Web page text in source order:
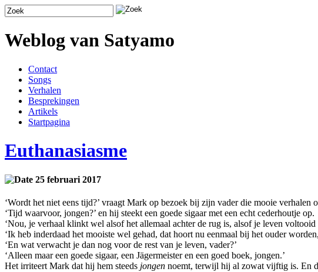
Weblog van Satyamo
Contact
Songs
Verhalen
Besprekingen
Artikels
Startpagina
Euthanasiasme
25 februari 2017
‘Wordt het niet eens tijd?’ vraagt Mark op bezoek bij zijn vader die mooie
‘Tijd waarvoor, jongen?’ en hij steekt een goede sigaar met een echt cederhoutje op.
‘Nou, je verhaal klinkt wel alsof het allemaal achter de rug is, alsof je leven
‘Ik heb inderdaad het mooiste wel gehad, dat hoort nu eenmaal bij het ouder
‘En wat verwacht je dan nog voor de rest van je leven, vader?’
‘Alleen maar een goede sigaar, een Jägermeister en een goed boek, jongen.’
Het irriteert Mark dat hij hem steeds jongen noemt, terwijl hij al zowat vijftig is. En